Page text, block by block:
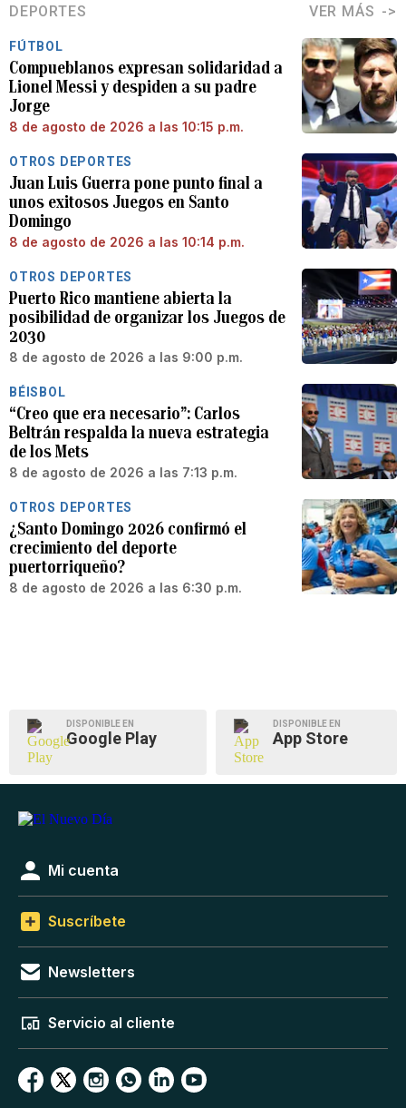
DEPORTES VER MÁS
FÚTBOL
Compueblanos expresan solidaridad a
Lionel Messi y despiden a su padre
Jorge
8 de agosto de 2026 a las 10:15 p.m.
OTROS DEPORTES
Juan Luis Guerra pone punto final a
unos exitosos Juegos en Santo
Domingo
8 de agosto de 2026 a las 10:14 p.m.
OTROS DEPORTES
Puerto Rico mantiene abierta la
posibilidad de organizar los Juegos de
2030
8 de agosto de 2026 a las 9:00 p.m.
BÉISBOL
“Creo que era necesario”: Carlos
Beltrán respalda la nueva estrategia
de los Mets
8 de agosto de 2026 a las 7:13 p.m.
OTROS DEPORTES
¿Santo Domingo 2026 confirmó el
crecimiento del deporte
puertorriqueño?
8 de agosto de 2026 a las 6:30 p.m.
DISPONIBLE EN
Google Play
DISPONIBLE EN
App Store
Mi cuenta
Suscríbete
Newsletters
Servicio al cliente